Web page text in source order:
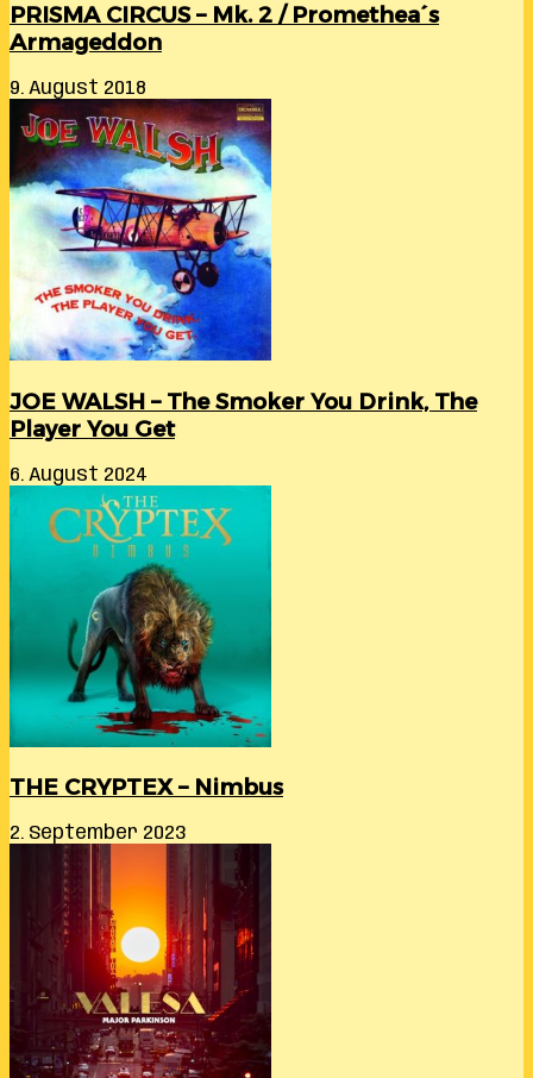
PRISMA CIRCUS – Mk. 2 / Promethea´s
Armageddon
9. August 2018
JOE WALSH – The Smoker You Drink, The
Player You Get
6. August 2024
THE CRYPTEX – Nimbus
2. September 2023